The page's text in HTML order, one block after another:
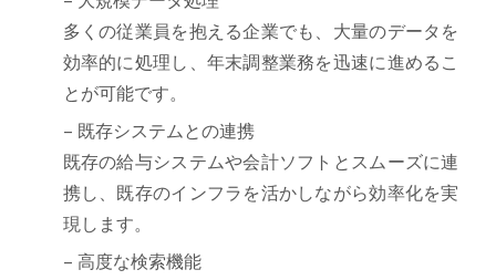
多くの従業員を抱える企業でも、大量のデータを
効率的に処理し、年末調整業務を迅速に進めるこ
とが可能です。
– 既存システムとの連携
既存の給与システムや会計ソフトとスムーズに連
携し、既存のインフラを活かしながら効率化を実
現します。
– 高度な検索機能